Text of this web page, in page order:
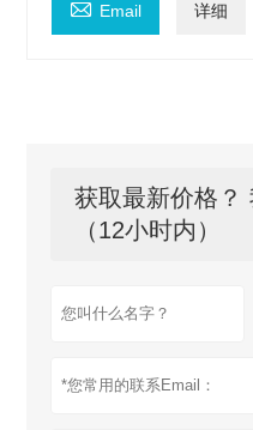
 Email 详细
获取最新价格？
（12小时内）